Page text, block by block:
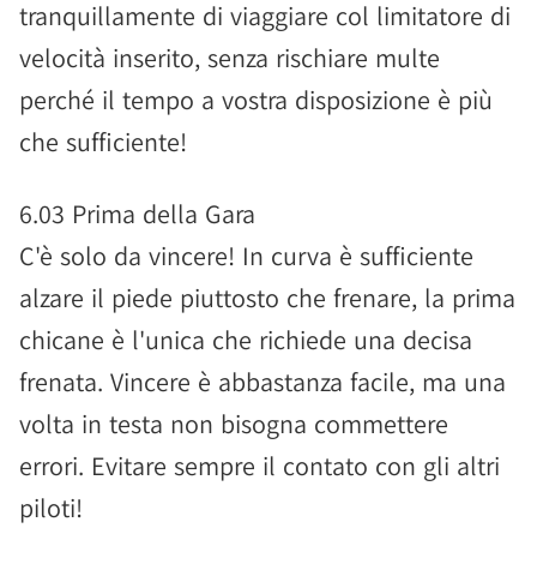
tranquillamente di viaggiare col limitatore di
velocità inserito, senza rischiare multe
perché il tempo a vostra disposizione è più
che sufficiente!
6.03 Prima della Gara
C'è solo da vincere! In curva è sufficiente
alzare il piede piuttosto che frenare, la prima
chicane è l'unica che richiede una decisa
frenata. Vincere è abbastanza facile, ma una
volta in testa non bisogna commettere
errori. Evitare sempre il contato con gli altri
piloti!